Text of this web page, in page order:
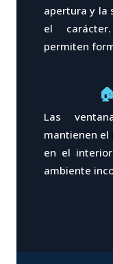
apertura y la
el
permiten
Las
mantienen
en el
ambiente